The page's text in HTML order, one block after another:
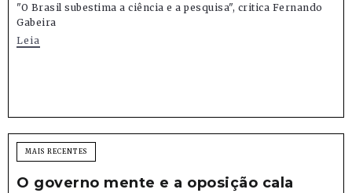
"O Brasil subestima a ciência e a pesquisa", critica Fernando
Gabeira
Leia
MAIS RECENTES
O governo mente e a oposição cala